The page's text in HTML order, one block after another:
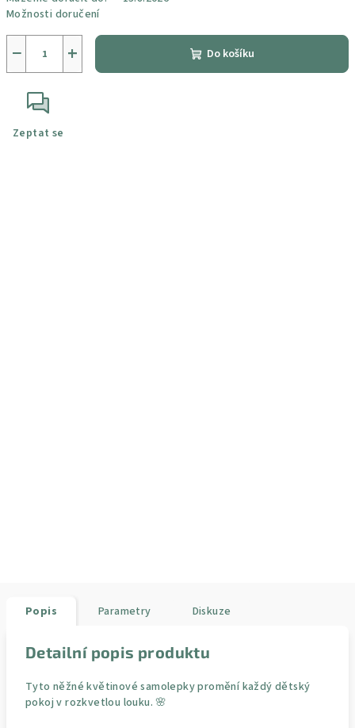
Možnosti doručení
+
− Do košíku
Zeptat se
Popis Parametry Diskuze
Detailní popis produktu
Tyto něžné květinové samolepky promění každý dětský
pokoj v rozkvetlou louku. 🌸